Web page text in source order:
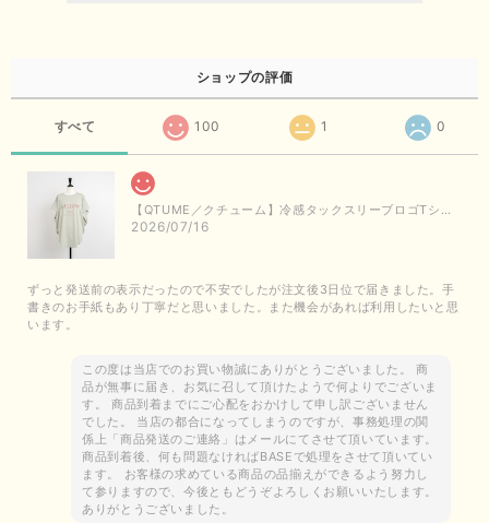
ショップの評価
すべて 100 1 0
【QTUME／クチューム】冷感タックスリーブロゴTシャツ（ライトグレー）
2026/07/16
ずっと発送前の表示だったので不安でしたが注文後3日位で届きました。手
書きのお手紙もあり丁寧だと思いました。また機会があれば利用したいと思
います。
この度は当店でのお買い物誠にありがとうございました。 商
品が無事に届き、お気に召して頂けたようで何よりでございま
す。 商品到着までにご心配をおかけして申し訳ございません
でした。 当店の都合になってしまうのですが、事務処理の関
係上「商品発送のご連絡」はメールにてさせて頂いています。
商品到着後、何も問題なければBASEで処理をさせて頂いてい
ます。 お客様の求めている商品の品揃えができるよう努力し
て参りますので、今後ともどうぞよろしくお願いいたします。
ありがとうございました。